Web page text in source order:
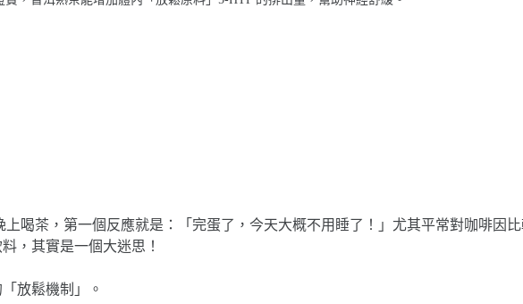
上喝茶，第一個反應就是：「完蛋了，今天大概不用睡了！」尤其平常對咖啡因
，其實是一個大迷思！
放鬆機制」。